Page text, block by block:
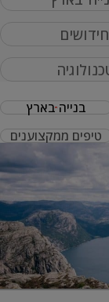
חידושים
בנייה בארץ
טיפים ממקצוענים